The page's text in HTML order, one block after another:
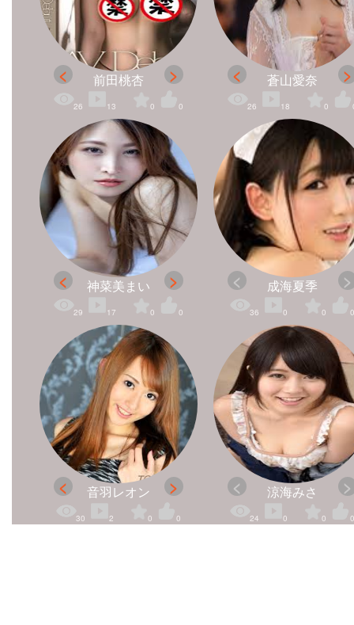
前田桃杏
26 13 0 0
蒼山愛奈
26 18 0
神菜美まい
29 17 0 0
成海夏季
36 0 0 0
音羽レオン
30 2 0 0
涼海みさ
24 0 0 0